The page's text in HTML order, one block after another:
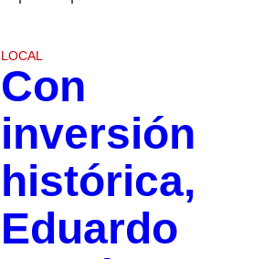
LOCAL
Con
inversión
histórica,
Eduardo